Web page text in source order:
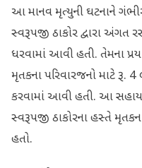
આ માનવ મૃત્યુની ઘટનાને
સ્વરૂપજી ઠાકોર દ્વારા અંગત
ધરવામાં આવી હતી. તેમના
મૃતકના પરિવારજનો માટે રૂ.
કરવામાં આવી હતી. આ
સ્વરૂપજી ઠાકોરના હસ્તે
હતો.